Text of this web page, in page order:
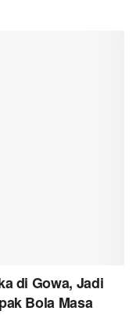
di Gowa, Jadi
Bola Masa